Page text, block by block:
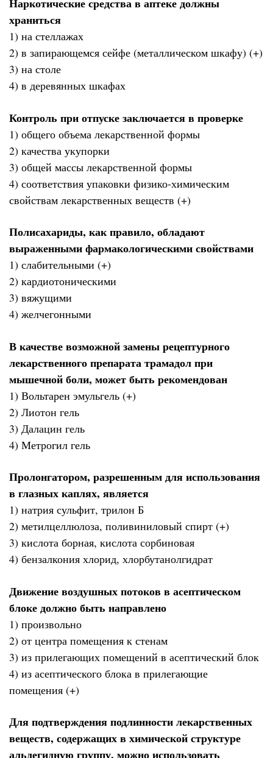
Наркотические средства в аптеке должны
храниться
1) на стеллажах
2) в запирающемся сейфе (металлическом шкафу) (+)
3) на столе
4) в деревянных шкафах
Контроль при отпуске заключается в проверке
1) общего объема лекарственной формы
2) качества укупорки
3) общей массы лекарственной формы
4) соответствия упаковки физико-химическим
свойствам лекарственных веществ (+)
Полисахариды, как правило, обладают
выраженными фармакологическими свойствами
1) слабительными (+)
2) кардиотоническими
3) вяжущими
4) желчегонными
В качестве возможной замены рецептурного
лекарственного препарата трамадол при
мышечной боли, может быть рекомендован
1) Вольтарен эмульгель (+)
2) Лиотон гель
3) Далацин гель
4) Метрогил гель
Пролонгатором, разрешенным для использования
в глазных каплях, является
1) натрия сульфит, трилон Б
2) метилцеллюлоза, поливиниловый спирт (+)
3) кислота борная, кислота сорбиновая
4) бензалкония хлорид, хлорбутанолгидрат
Движение воздушных потоков в асептическом
блоке должно быть направлено
1) произвольно
2) от центра помещения к стенам
3) из прилегающих помещений в асептический блок
4) из асептического блока в прилегающие
помещения (+)
Для подтверждения подлинности лекарственных
веществ, содержащих в химической структуре
альдегидную группу, можно использовать